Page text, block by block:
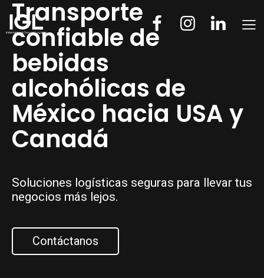
Transporte
confiable de
bebidas
alcohólicas de
México hacia USA y
Canadá
Soluciones logísticas seguras para llevar tus
negocios más lejos.
Contáctanos